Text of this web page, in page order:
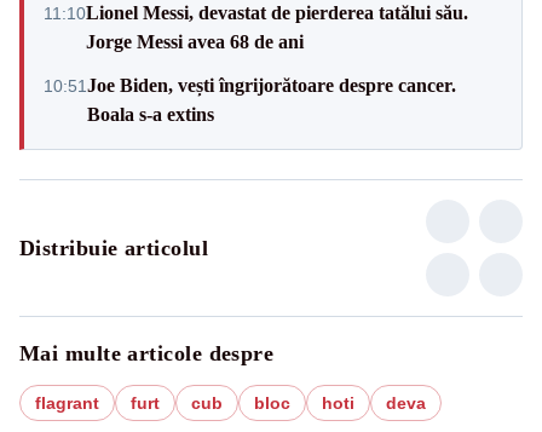
11:10Lionel Messi, devastat de pierderea tatălui său.
Jorge Messi avea 68 de ani
10:51Joe Biden, vești îngrijorătoare despre cancer.
Boala s-a extins
Distribuie articolul
Mai multe articole despre
flagrant furt cub bloc hoti deva